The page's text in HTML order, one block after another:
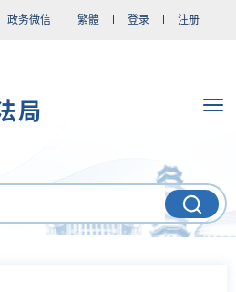
政务微信 繁體 登录 注册
局